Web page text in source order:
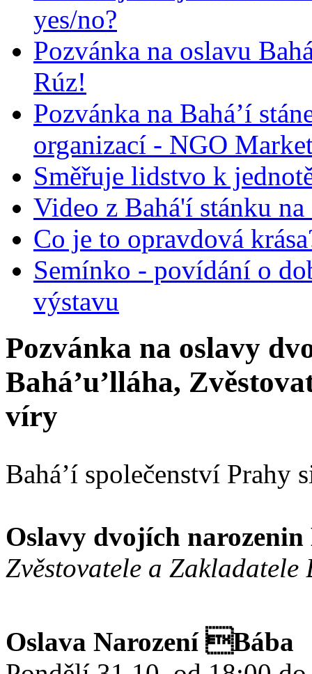
yes/no?
Pozvánka na oslavu
Rúz!
Pozvánka na Bahá’í
organizací - NGO
Směřuje lidstvo k
Video z Bahá'í stánku
Co je to opravdová
Semínko - povídání o
výstavu
Pozvánka na oslavy
Bahá’u’lláha,
víry
Bahá’í společenství Prahy
Oslavy dvojích narozenin
Zvěstovatele a Zakladatele
Oslava Narození Bába